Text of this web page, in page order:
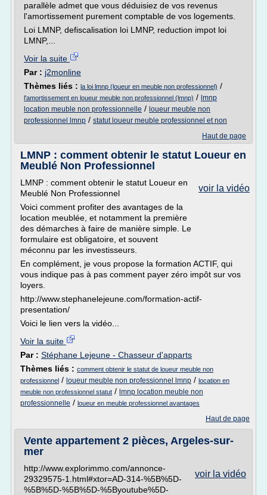
parallèle admet que vous déduisiez de vos revenus
l'amortissement purement comptable de vos logements.
Loi LMNP, defiscalisation loi LMNP, reduction impot loi
LMNP,...
Voir la suite
Par : j2monline
Thèmes liés : la loi lmnp (loueur en meuble non professionnel) /
l'amortissement en loueur meuble non professionnel (lmnp) / lmnp
location meuble non professionnelle / loueur meuble non
professionnel lmnp / statut loueur meuble professionnel et non
Haut de page
LMNP : comment obtenir le statut Loueur en
Meublé Non Professionnel
voir la vidéo
LMNP : comment obtenir le statut Loueur en
Meublé Non Professionnel
Voici comment profiter des avantages de la
location meublée, et notamment la première
des démarches à faire de manière simple. Le
formulaire est obligatoire, et souvent
méconnu par les investisseurs.
En complément, je vous propose la formation ACTIF, qui
vous indique pas à pas comment payer zéro impôt sur vos
loyers.
http://www.stephanelejeune.com/formation-actif-
presentation/
Voici le lien vers la vidéo...
Voir la suite
Par : Stéphane Lejeune - Chasseur d'apparts
Thèmes liés : comment obtenir le statut de loueur meuble non
professionnel / loueur meuble non professionnel lmnp / location en
meuble non professionnel statut / lmnp location meuble non
professionnelle / loueur en meuble professionnel avantages
Haut de page
Vente appartement 2 pièces, Argeles-sur-
mer
voir la vidéo
http://www.explorimmo.com/annonce-
29329575-1.html#xtor=AD-314-%5B%5D-
%5B%5D-%5B%5D-%5Byoutube%5D-